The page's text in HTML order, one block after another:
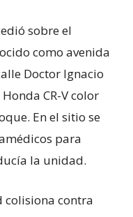
sobre el
como avenida
Doctor Ignacio
CR-V color
En el sitio se
para
la unidad.
colisiona contra